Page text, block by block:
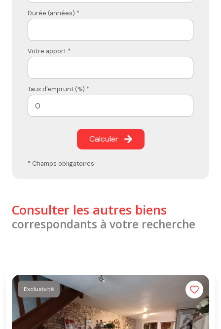
Durée (années) *
Votre apport *
Taux d'emprunt (%) *
Calculer
* Champs obligatoires
Consulter les autres biens
correspondants à votre recherche
Exclusivité